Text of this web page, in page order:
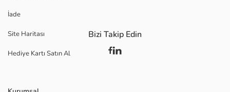
İade
Site Haritası
Hediye Kartı Satın Al
Bizi Takip Edin